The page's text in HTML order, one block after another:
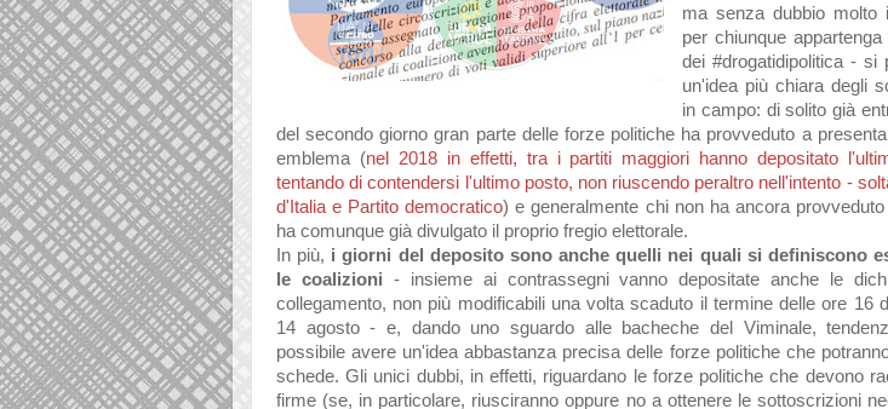
ma senza dubbio molto
per chiunque
dei #drogatidipolitica - si
un'idea più chiara degli
in campo: di solito già
del secondo giorno gran parte delle forze politiche ha provveduto a
emblema (nel 2018 in effetti, tra i partiti maggiori hanno depositato
tentando di contendersi l'ultimo posto, non riuscendo peraltro nell'intento -
d'Italia e Partito democratico) e generalmente chi non ha ancora
ha comunque già divulgato il proprio fregio elettorale.
In più, i giorni del deposito sono anche quelli nei quali si definiscono
le coalizioni - insieme ai contrassegni vanno depositate anche le
collegamento, non più modificabili una volta scaduto il termine delle ore 16
14 agosto - e, dando uno sguardo alle bacheche del Viminale,
possibile avere un'idea abbastanza precisa delle forze politiche che
schede. Gli unici dubbi, in effetti, riguardano le forze politiche che devono
firme (se, in particolare, riusciranno oppure no a ottenere le sottoscrizioni